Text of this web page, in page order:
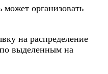
организовать
на распределение
выделенным на